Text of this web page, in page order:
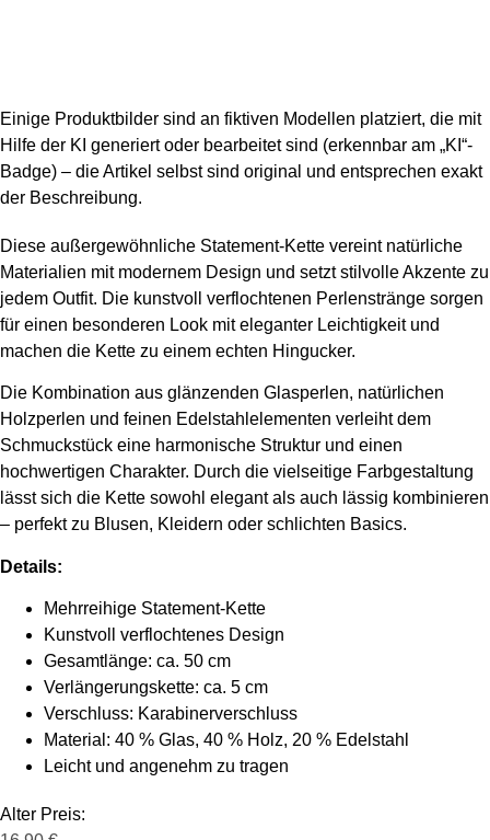
Einige Produktbilder sind an fiktiven Modellen platziert, die mit
Hilfe der KI generiert oder bearbeitet sind (erkennbar am „KI“-
Badge) – die Artikel selbst sind original und entsprechen exakt
der Beschreibung.
Diese außergewöhnliche Statement-Kette vereint natürliche
Materialien mit modernem Design und setzt stilvolle Akzente zu
jedem Outfit. Die kunstvoll verflochtenen Perlenstränge sorgen
für einen besonderen Look mit eleganter Leichtigkeit und
machen die Kette zu einem echten Hingucker.
Die Kombination aus glänzenden Glasperlen, natürlichen
Holzperlen und feinen Edelstahlelementen verleiht dem
Schmuckstück eine harmonische Struktur und einen
hochwertigen Charakter. Durch die vielseitige Farbgestaltung
lässt sich die Kette sowohl elegant als auch lässig kombinieren
– perfekt zu Blusen, Kleidern oder schlichten Basics.
Details:
Mehrreihige Statement-Kette
Kunstvoll verflochtenes Design
Gesamtlänge: ca. 50 cm
Verlängerungskette: ca. 5 cm
Verschluss: Karabinerverschluss
Material: 40 % Glas, 40 % Holz, 20 % Edelstahl
Leicht und angenehm zu tragen
Alter Preis: